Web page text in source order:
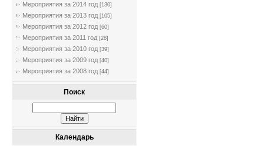
Мероприятия за 2014 год [130]
Мероприятия за 2013 год [105]
Мероприятия за 2012 год [60]
Мероприятия за 2011 год [28]
Мероприятия за 2010 год [39]
Мероприятия за 2009 год [40]
Мероприятия за 2008 год [44]
Поиск
Календарь